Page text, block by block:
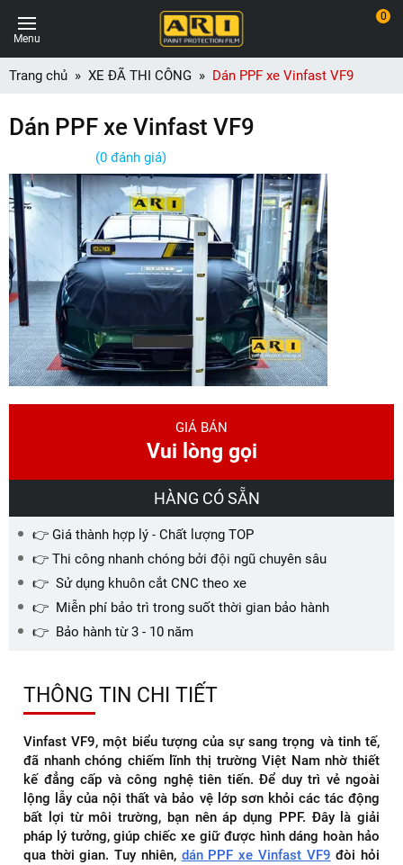
Menu
0
Trang chủ XE ĐÃ THI CÔNG Dán PPF xe Vinfast VF9
Dán PPF xe Vinfast VF9
(0 đánh giá)
GIÁ BÁN
Vui lòng gọi
HÀNG CÓ SẴN
👉 Giá thành hợp lý - Chất lượng TOP
👉 Thi công nhanh chóng bởi đội ngũ chuyên sâu
👉 Sử dụng khuôn cắt CNC theo xe
👉 Miễn phí bảo trì trong suốt thời gian bảo hành
👉 Bảo hành từ 3 - 10 năm
THÔNG TIN CHI TIẾT
Vinfast VF9, một biểu tượng của sự sang trọng và tinh tế,
đã nhanh chóng chiếm lĩnh thị trường Việt Nam nhờ thiết
kế đẳng cấp và công nghệ tiên tiến. Để duy trì vẻ ngoài
lộng lẫy của nội thất và bảo vệ lớp sơn khỏi các tác động
bất lợi từ môi trường, bạn nên áp dụng PPF. Đây là giải
pháp lý tưởng, giúp chiếc xe giữ được hình dáng hoàn hảo
qua thời gian. Tuy nhiên, dán PPF xe Vinfast VF9 đòi hỏi